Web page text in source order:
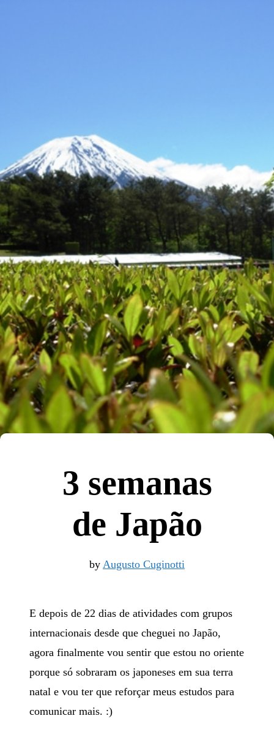
3 semanas
de Japão
by Augusto Cuginotti
E depois de 22 dias de atividades com grupos
internacionais desde que cheguei no Japão,
agora finalmente vou sentir que estou no oriente
porque só sobraram os japoneses em sua terra
natal e vou ter que reforçar meus estudos para
comunicar mais. :)